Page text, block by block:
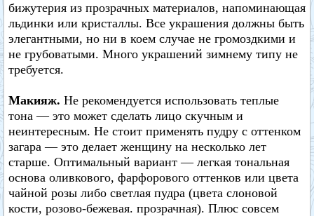
бижутерия из прозрачных материалов, напоминающая
льдинки или кристаллы. Все украшения должны быть
элегантными, но ни в коем случае не громоздкими и
не грубоватыми. Много украшений зимнему типу не
требуется.
Макияж. Не рекомендуется использовать теплые
тона — это может сделать лицо скучным и
неинтересным. Не стоит применять пудру с оттенком
загара — это делает женщину на несколько лет
старше. Оптимальный вариант — легкая тональная
основа оливкового, фарфорового оттенков или цвета
чайной розы либо светлая пудра (цвета слоновой
кости, розово-бежевая. прозрачная). Плюс совсем